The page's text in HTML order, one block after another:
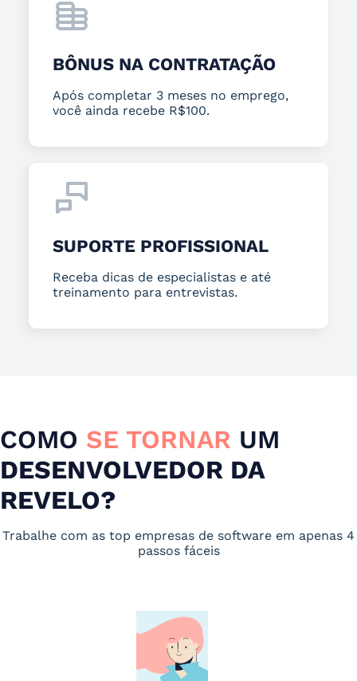
BÔNUS NA CONTRATAÇÃO
Após completar 3 meses no emprego,
você ainda recebe R$100.
SUPORTE PROFISSIONAL
Receba dicas de especialistas e até
treinamento para entrevistas.
COMO SE TORNAR UM
DESENVOLVEDOR DA
REVELO?
Trabalhe com as top empresas de software em apenas 4
passos fáceis